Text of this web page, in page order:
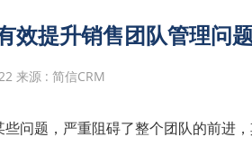
效提升销售团队管理问
来源 : 简信CRM
问题，严重阻碍了整个团队的前进